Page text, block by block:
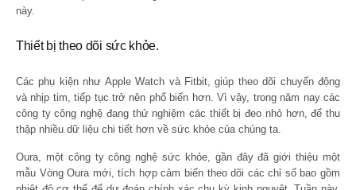
này.
Thiết bị theo dõi sức khỏe.
Các phụ kiện như Apple Watch và Fitbit, giúp theo dõi chuyển động
và nhịp tim, tiếp tục trở nên phổ biến hơn. Vì vậy, trong năm nay các
công ty công nghệ đang thử nghiệm các thiết bị đeo nhỏ hơn, để thu
thập nhiều dữ liệu chi tiết hơn về sức khỏe của chúng ta.
Oura, một công ty công nghệ sức khỏe, gần đây đã giới thiệu một
mẫu Vòng Oura mới, tích hợp cảm biến theo dõi các chỉ số bao gồm